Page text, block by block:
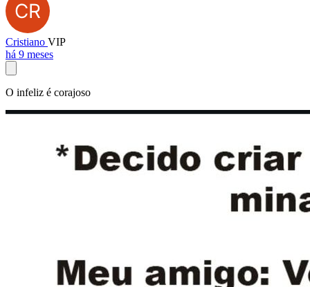
Cristiano VIP
há 9 meses
O infeliz é corajoso